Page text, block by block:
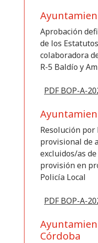
Aprobación
de los
colaboradora
R-5 Baldío y
PDF BOP-A-
Resolución
provisional de
excluidos/as
provisión en
Policía Local
PDF BOP-A-
Córdoba